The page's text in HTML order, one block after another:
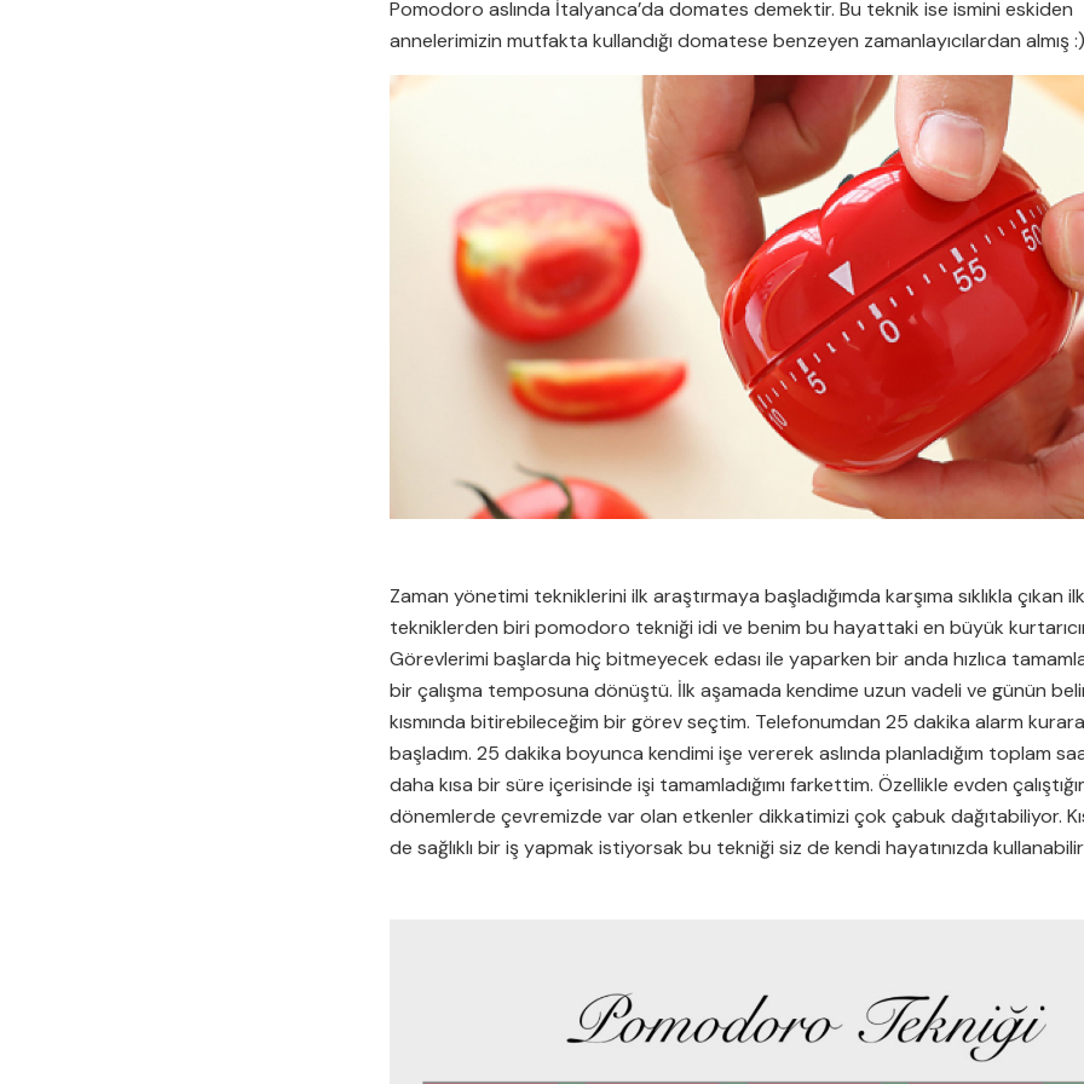
Pomodoro aslında İtalyanca’da domates demektir. Bu teknik ise ismini eskiden
annelerimizin mutfakta kullandığı domatese benzeyen zamanlayıcılardan almış
Zaman yönetimi tekniklerini ilk araştırmaya başladığımda karşıma sıklıkla çıkan ilk
tekniklerden biri pomodoro tekniği idi ve benim bu hayattaki en büyük
Görevlerimi başlarda hiç bitmeyecek edası ile yaparken bir anda hızlıca
bir çalışma temposuna dönüştü. İlk aşamada kendime uzun vadeli ve günün
kısmında bitirebileceğim bir görev seçtim. Telefonumdan 25 dakika alarm
başladım. 25 dakika boyunca kendimi işe vererek aslında planladığım toplam
daha kısa bir süre içerisinde işi tamamladığımı farkettim. Özellikle evden
dönemlerde çevremizde var olan etkenler dikkatimizi çok çabuk dağıtabiliyor.
de sağlıklı bir iş yapmak istiyorsak bu tekniği siz de kendi hayatınızda